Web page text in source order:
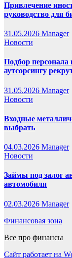
Привлечение
руководство для
31.05.2026 Manager
Новости
Подбор
аутсорсингу
31.05.2026 Manager
Новости
Входные
выбрать
04.03.2026 Manager
Новости
Займы под залог
автомобиля
02.03.2026 Manager
Финансовая зона
Все про финансы
Сайт работает на